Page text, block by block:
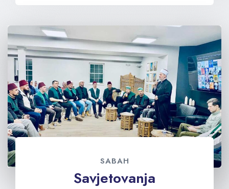
SABAH
Savjetovanja